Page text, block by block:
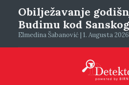
Obilježavanje
Budimu kod
Elmedina Šabanović | 1. Augusta